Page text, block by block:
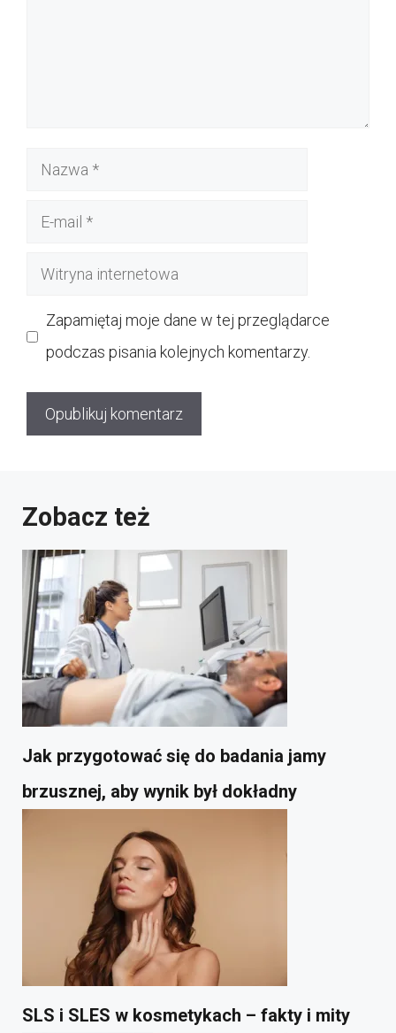
Nazwa
Witryna
Zapamiętaj moje dane w tej przeglądarce
podczas pisania kolejnych komentarzy.
Zobacz też
Jak przygotować się do badania jamy
brzusznej, aby wynik był dokładny
SLS i SLES w kosmetykach – fakty i mity